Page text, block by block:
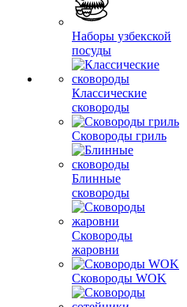
Наборы узбекской
посуды
Классические
сковороды
Сковороды гриль
Блинные
сковороды
Сковороды
жаровни
Сковороды WOK